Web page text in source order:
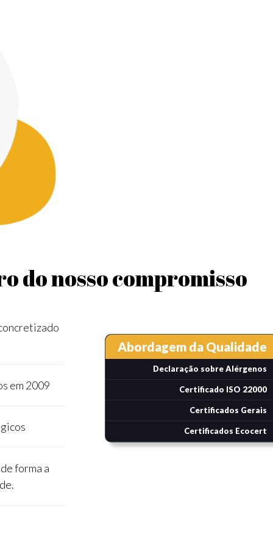
do nosso compromisso
em 2009
forma a
Abordagem da Qualidade
Declaração sobre Alérgenos
Certificado ISO 22000
Certificados Gerais
Certificados Ecocert